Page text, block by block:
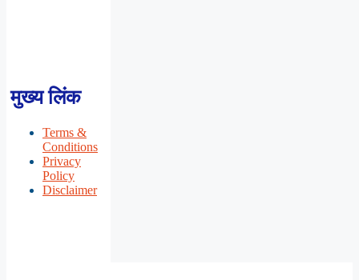
मुख्य लिंक
Terms &
Conditions
Privacy
Policy
Disclaimer